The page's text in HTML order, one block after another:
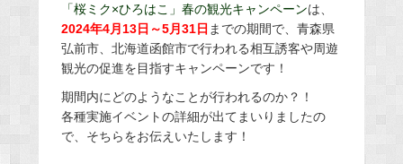
「桜ミク×ひろはこ」春の観光キャンペーンは、
2024年4月13日～5月31日 までの期間で、青森県
弘前市、北海道函館市で行われる相互誘客や周遊
観光の促進を目指すキャンペーンです！
期間内にどのようなことが行われるのか？！
各種実施イベントの詳細が出てまいりましたの
で、そちらをお伝えいたします！